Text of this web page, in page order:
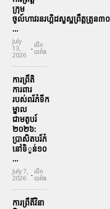
ក្រុម
ចូល៍ហាវរនរហ្គិដសួស្ផព្រឹត្តត្រូន
...
July
13,
2026
- លីក
បារាំង
ការព្រឹតិ
ការពារ
របស់ពរ័ភ៎ទីក
ម្នាល
ជាមតូបរ៍
២០២៦:
ប្រាសិតបរ័ភ៎
នៅទិូន់១០
...
July 7,
2026 - លីក
បារាំង
ការព្រឹតិ៍វិនា